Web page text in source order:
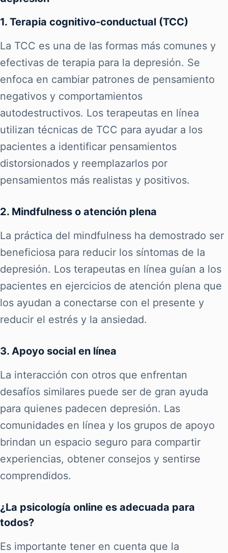
1. Terapia cognitivo-conductual (TCC)
La TCC es una de las formas más comunes y
efectivas de terapia para la depresión. Se
enfoca en cambiar patrones de pensamiento
negativos y comportamientos
autodestructivos. Los terapeutas en línea
utilizan técnicas de TCC para ayudar a los
pacientes a identificar pensamientos
distorsionados y reemplazarlos por
pensamientos más realistas y positivos.
2. Mindfulness o atención plena
La práctica del mindfulness ha demostrado ser
beneficiosa para reducir los síntomas de la
depresión. Los terapeutas en línea guían a los
pacientes en ejercicios de atención plena que
los ayudan a conectarse con el presente y
reducir el estrés y la ansiedad.
3. Apoyo social en línea
La interacción con otros que enfrentan
desafíos similares puede ser de gran ayuda
para quienes padecen depresión. Las
comunidades en línea y los grupos de apoyo
brindan un espacio seguro para compartir
experiencias, obtener consejos y sentirse
comprendidos.
¿La psicología online es adecuada para
todos?
Es importante tener en cuenta que la